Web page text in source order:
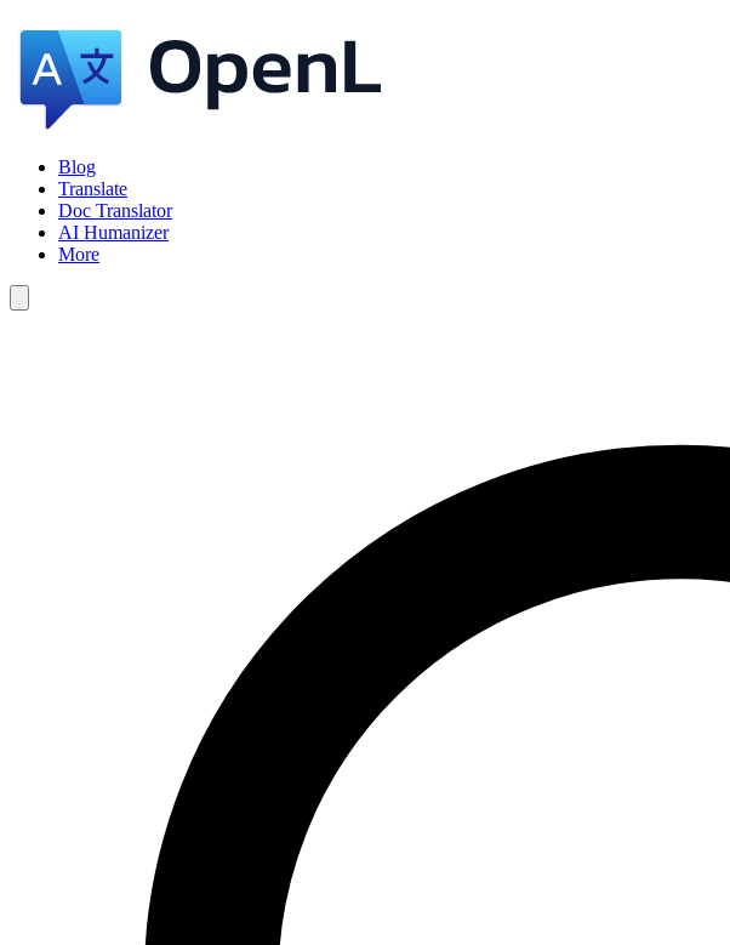
Blog
Translate
Doc Translator
AI Humanizer
More